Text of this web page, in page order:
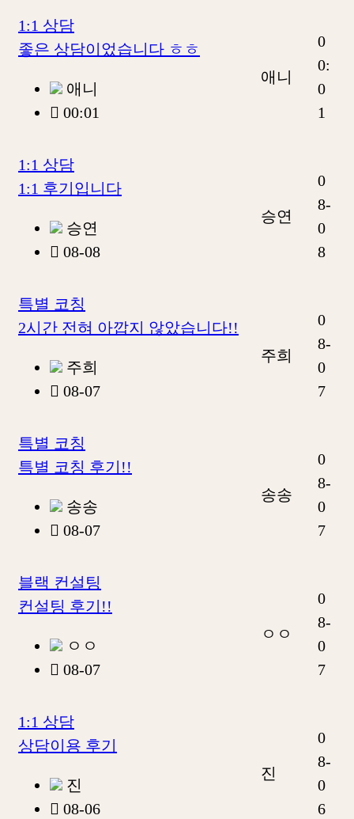
1:1 상담
좋은 상담이었습니다 ㅎㅎ
애니
00:01
애니
0
0:
0
1
1:1 상담
1:1 후기입니다
승연
08-08
승연
0
8-
0
8
특별 코칭
2시간 전혀 아깝지 않았습니다!!
주희
08-07
주희
0
8-
0
7
특별 코칭
특별 코칭 후기!!
송송
08-07
송송
0
8-
0
7
블랙 컨설팅
컨설팅 후기!!
ㅇㅇ
08-07
ㅇㅇ
0
8-
0
7
1:1 상담
상담이용 후기
진
08-06
진
0
8-
0
6